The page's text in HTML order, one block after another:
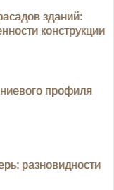
зданий:
конструкции
профиля
разновидности